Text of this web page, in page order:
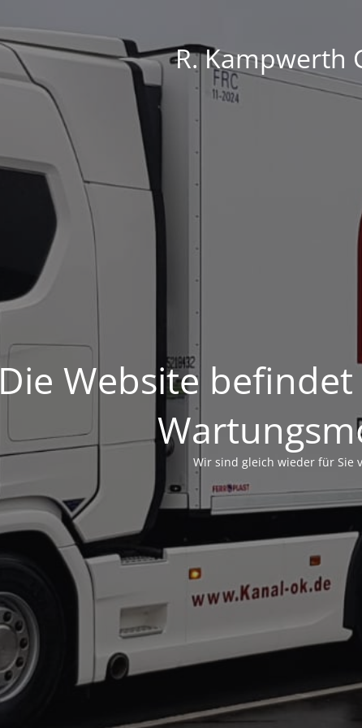
R. Kampwerth
Die Website
Wir sind gleich wieder für Sie